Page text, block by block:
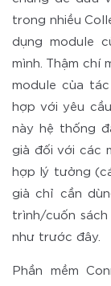
trong nhiều
dụng module
mình. Thậm chí
module của
hợp với yêu
này hệ thống
giả đối với các
hợp lý tưởng
giả chỉ cần
trình/cuốn
như trước đây.
Phần mềm